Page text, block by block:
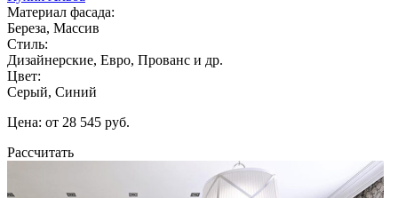
Материал фасада:
Береза, Массив
Стиль:
Дизайнерские, Евро, Прованс и др.
Цвет:
Серый, Синий
Цена: от 28 545 руб.
Рассчитать